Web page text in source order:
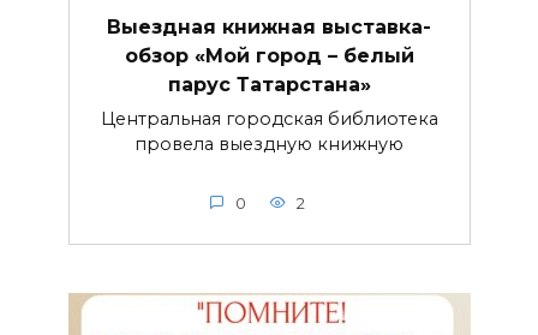
Выездная книжная выставка-
обзор «Мой город – белый
парус Татарстана»
Центральная городская библиотека
провела выездную книжную
0 2